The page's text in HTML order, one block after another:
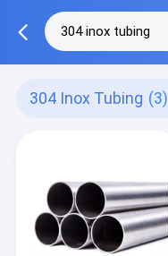
304 Inox Tubing (3)